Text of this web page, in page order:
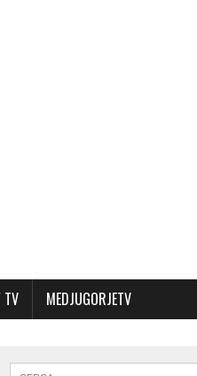
TV MEDJUGORJETV